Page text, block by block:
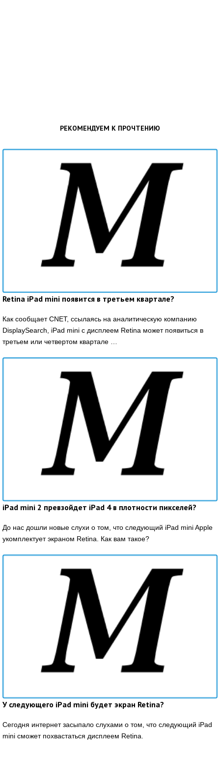
РЕКОМЕНДУЕМ К ПРОЧТЕНИЮ
Retina iPad mini появится в третьем квартале?
Как сообщает CNET, ссылаясь на аналитическую компанию
DisplaySearch, iPad mini с дисплеем Retina может появиться в
третьем или четвертом квартале …
iPad mini 2 превзойдет iPad 4 в плотности пикселей?
До нас дошли новые слухи о том, что следующий iPad mini Apple
укомплектует экраном Retina. Как вам такое?
У следующего iPad mini будет экран Retina?
Сегодня интернет засыпало слухами о том, что следующий iPad
mini сможет похвастаться дисплеем Retina.